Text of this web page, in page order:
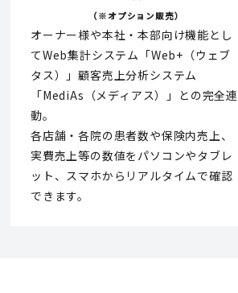
（※オプション販売）
オーナー様や本社・本部向け機能とし
てWeb集計システム「Web+（ウェブ
タス）」顧客売上分析システム
「MediAs（メディアス）」との完全連
動。
各店舗・各院の患者数や保険内売上、
実費売上等の数値をパソコンやタブレ
ット、スマホからリアルタイムで確認
できます。